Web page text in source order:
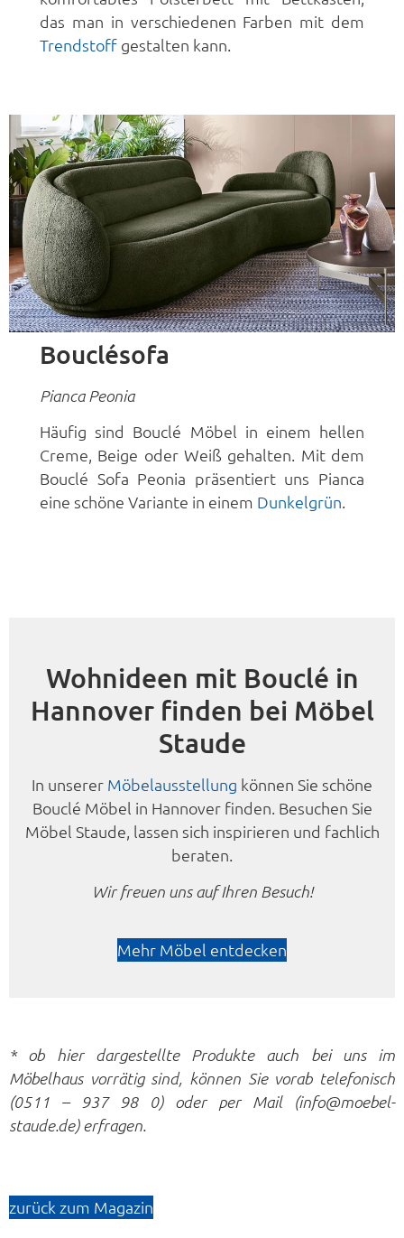
das man in verschiedenen Farben mit dem
Trendstoff gestalten kann.
Bouclésofa
Pianca Peonia
Häufig sind Bouclé Möbel in einem hellen
Creme, Beige oder Weiß gehalten. Mit dem
Bouclé Sofa Peonia präsentiert uns Pianca
eine schöne Variante in einem Dunkelgrün.
Wohnideen mit Bouclé in
Hannover finden bei Möbel
Staude
In unserer Möbelausstellung können Sie schöne
Bouclé Möbel in Hannover finden. Besuchen Sie
Möbel Staude, lassen sich inspirieren und fachlich
beraten.
Wir freuen uns auf Ihren Besuch!
Mehr Möbel entdecken
* ob hier dargestellte Produkte auch bei uns im
Möbelhaus vorrätig sind, können Sie vorab telefonisch
(0511 – 937 98 0) oder per Mail (info@moebel-
staude.de) erfragen.
zurück zum Magazin